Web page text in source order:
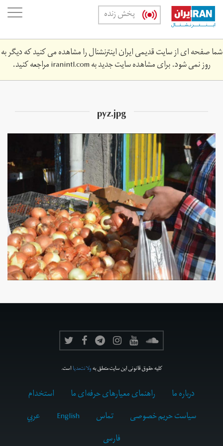
Skip
main
content
پخش زنده
شما صفحه ای از سایت قدیمی ایران اینترنشنال را مشاهده می کنید که دیگر به
روز نمی شود. برای مشاهده سایت جدید بهiranintl.comمراجعه کنید.
pyz.jpg
کلیه حقوق قانونی این سایت متعلق بهولانت‌مدیااست.
درباره ما راهنمای معیارهای حرفه‌ای ما
استخدام
سیاست حریم خصوصی
تماس English
عربي
فارسى